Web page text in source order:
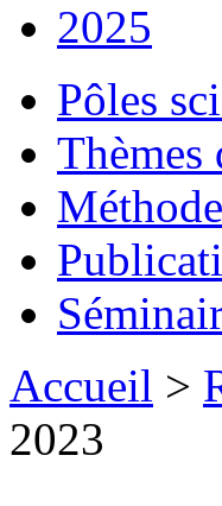
2025
Pôles
Thèmes
Accueil >
2023